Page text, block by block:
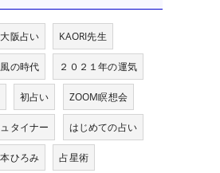
大阪占い KAORI先生
風の時代 ２０２１年の運気
初占い ZOOM瞑想会
タイナー はじめての占い
ひろみ 占星術